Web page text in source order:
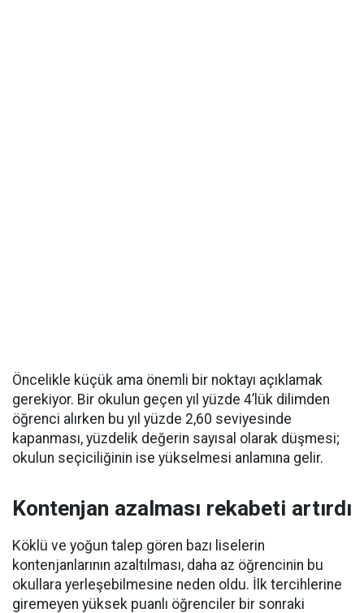
Öncelikle küçük ama önemli bir noktayı açıklamak
gerekiyor. Bir okulun geçen yıl yüzde 4’lük dilimden
öğrenci alırken bu yıl yüzde 2,60 seviyesinde
kapanması, yüzdelik değerin sayısal olarak düşmesi;
okulun seçiciliğinin ise yükselmesi anlamına gelir.
Kontenjan azalması rekabeti artırdı
Köklü ve yoğun talep gören bazı liselerin
kontenjanlarının azaltılması, daha az öğrencinin bu
okullara yerleşebilmesine neden oldu. İlk tercihlerine
giremeyen yüksek puanlı öğrenciler bir sonraki